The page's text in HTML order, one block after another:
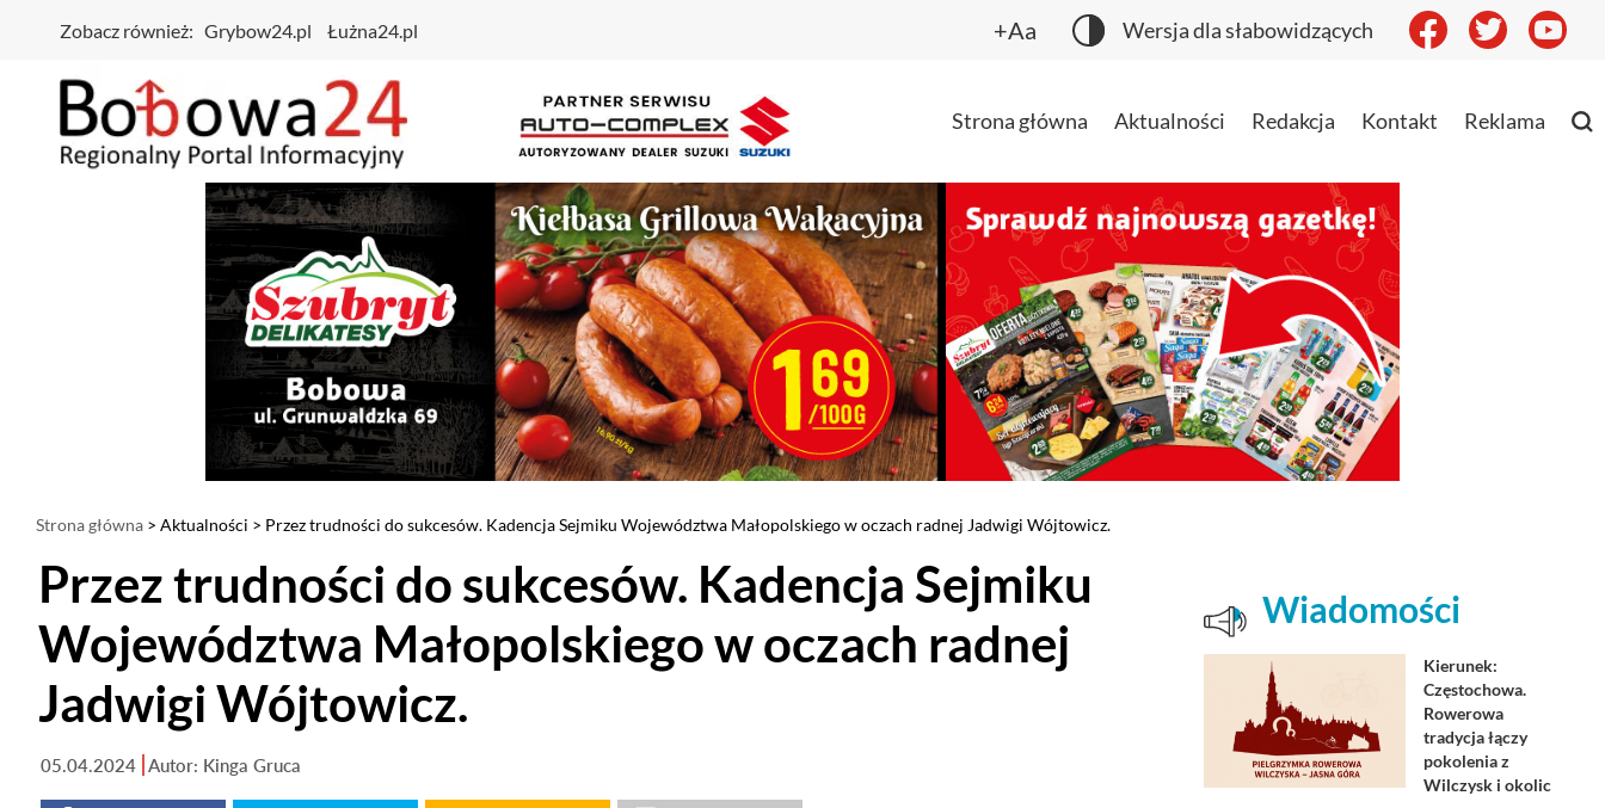
Zobacz również: Grybow24.pl Łużna24.pl +Aa Wersja dla słabowidzących
Strona główna Aktualności Redakcja Kontakt Reklama
Strona główna > Aktualności > Przez trudności do sukcesów. Kadencja Sejmiku Województwa Małopolskiego w oczach radnej Jadwigi Wójtowicz.
Przez trudności do sukcesów. Kadencja Sejmiku
Województwa Małopolskiego w oczach radnej
Jadwigi Wójtowicz.
05.04.2024 Autor: Kinga Gruca
Wiadomości
Kierunek:
Częstochowa.
Rowerowa
tradycja łączy
pokolenia z
Wilczysk i okolic